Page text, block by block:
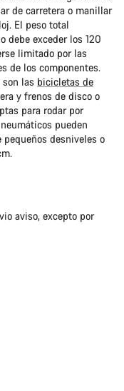
de carretera o manillar
El peso total
debe exceder los 120
limitado por las
de los componentes.
las bicicletas de
y frenos de disco o
para rodar por
pueden
desniveles o
aviso, excepto por